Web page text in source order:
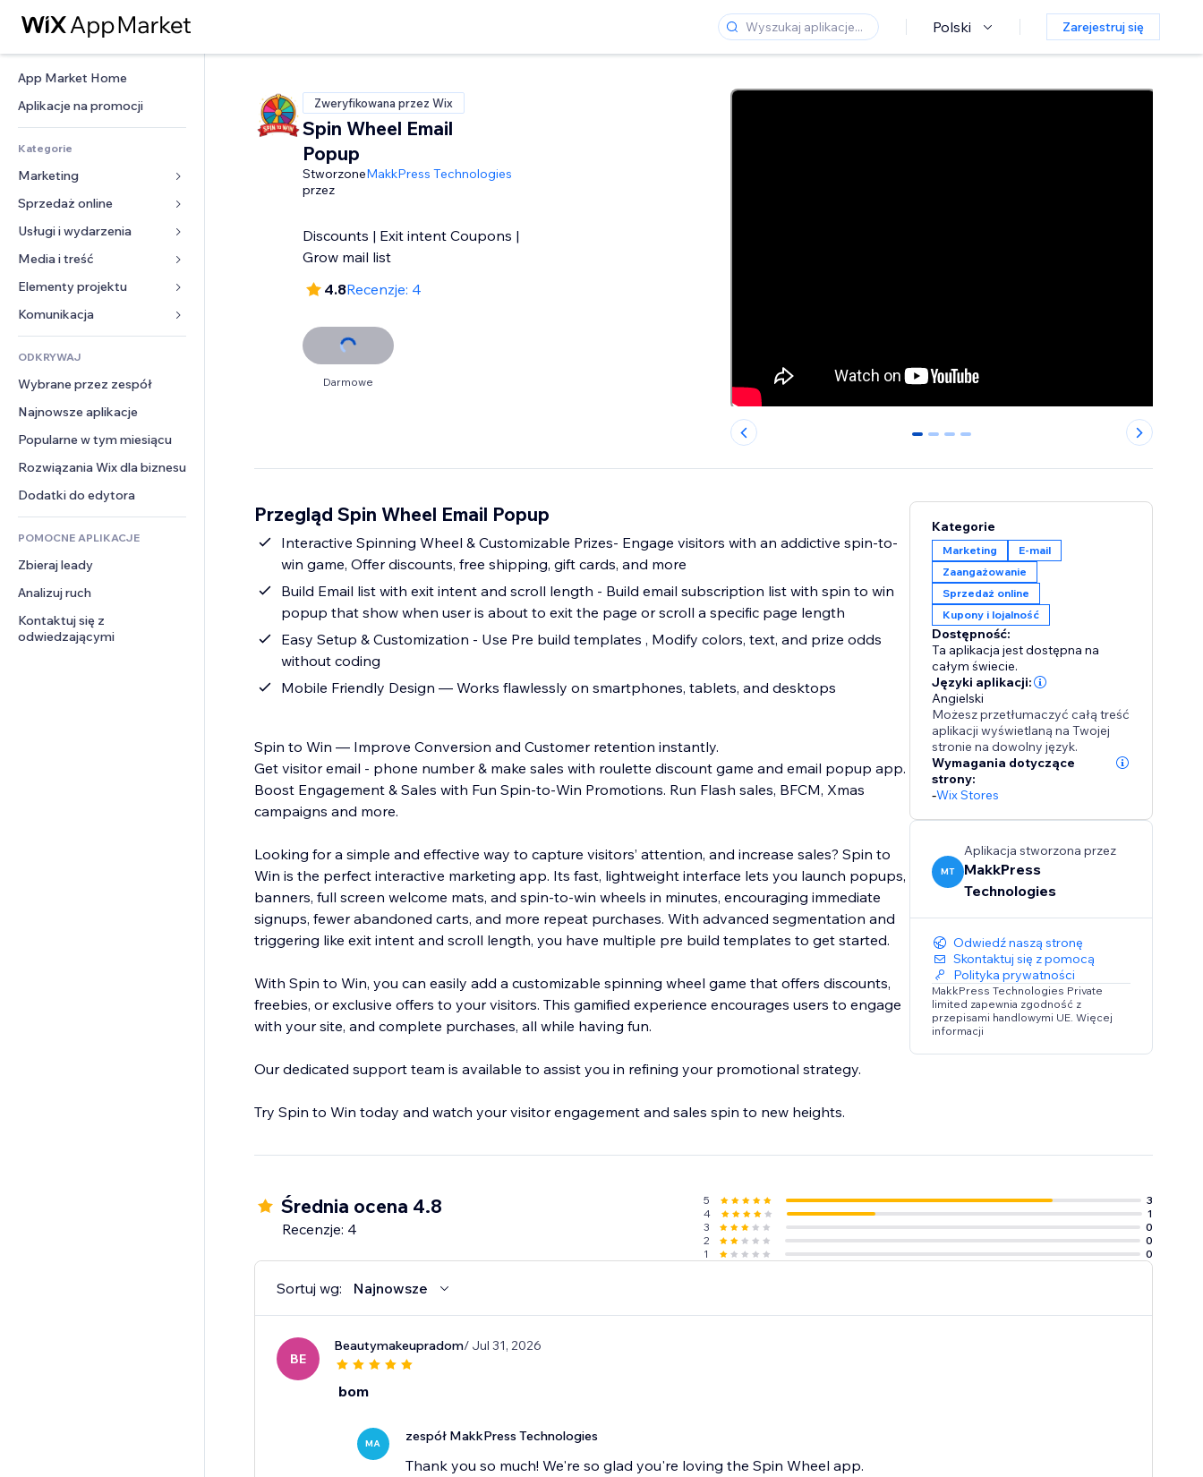
Polski Zarejestruj się
App Market Home
Aplikacje na promocji
Kategorie
Marketing
Reklamy
Smartfon
Analityka
Listy witryn
E-mail
Sprzedaż online
Aplikacje do sklepów
Wysyłka i dostawa
Przyciski sprzedaży
Rachunkowość
Kupony i lojalność
Rozwiązania dla
magazynowania
Dropshipping
Ceny i subskrypcja
Crowdfunding
Żywność i napoje
Usługi i wydarzenia
Hotele
Wydarzenia
Restauracje
Nieruchomości
Rezerwacje
Media i treść
Galeria
Muzyka
Podkasty
Fotografia
Film
PDF
Udostępnianie plików
Wiadomości
Elementy projektu
Mapy i nawigacja
Prywatność i bezpieczeństwo
Zegar
Szablony stron
Efekty obrazu
Przyciski i menu
Banery i odznaki
Kalkulatory
Szukaj
Pogoda
Wykresy i tabele
Formularze
Ankiety
Czat
Komentarze
Telefon
Społeczność
Opinie i polecenia
CRM
ODKRYWAJ
Wybrane przez zespół
Najnowsze aplikacje
Popularne w tym miesiącu
Rozwiązania Wix dla biznesu
Dodatki do edytora
POMOCNE APLIKACJE
Zbieraj leady
Analizuj ruch
Kontaktuj się z
odwiedzającymi
Zweryfikowana przez Wix
Spin Wheel Email
Popup
Stworzone
przez
MakkPress Technologies
Discounts | Exit intent Coupons |
Grow mail list
4.8Recenzje: 4
Darmowe
0 1 2 3
Przegląd Spin Wheel Email Popup
Interactive Spinning Wheel & Customizable Prizes- Engage visitors with an addictive spin-to-
win game, Offer discounts, free shipping, gift cards, and more
Build Email list with exit intent and scroll length - Build email subscription list with spin to win
popup that show when user is about to exit the page or scroll a specific page length
Easy Setup & Customization - Use Pre build templates , Modify colors, text, and prize odds
without coding
Mobile Friendly Design — Works flawlessly on smartphones, tablets, and desktops
Spin to Win — Improve Conversion and Customer retention instantly.
Get visitor email - phone number & make sales with roulette discount game and email popup app.
Boost Engagement & Sales with Fun Spin-to-Win Promotions. Run Flash sales, BFCM, Xmas
campaigns and more.
Looking for a simple and effective way to capture visitors’ attention, and increase sales? Spin to
Win is the perfect interactive marketing app. Its fast, lightweight interface lets you launch popups,
banners, full screen welcome mats, and spin-to-win wheels in minutes, encouraging immediate
signups, fewer abandoned carts, and more repeat purchases. With advanced segmentation and
triggering like exit intent and scroll length, you have multiple pre build templates to get started.
With Spin to Win, you can easily add a customizable spinning wheel game that offers discounts,
freebies, or exclusive offers to your visitors. This gamified experience encourages users to engage
with your site, and complete purchases, all while having fun.
Our dedicated support team is available to assist you in refining your promotional strategy.
Try Spin to Win today and watch your visitor engagement and sales spin to new heights.
Kategorie
Marketing
E-mail
Zaangażowanie
Sprzedaż online
Kupony i lojalność
Dostępność:
Ta aplikacja jest dostępna na
całym świecie.
Języki aplikacji:
Angielski
Możesz przetłumaczyć całą treść
aplikacji wyświetlaną na Twojej
stronie na dowolny język.
Wymagania dotyczące
strony:
-Wix Stores
MT
Aplikacja stworzona przez
MakkPress
Technologies
Odwiedź naszą stronę
Skontaktuj się z pomocą
Polityka prywatności
MakkPress Technologies Private
limited zapewnia zgodność z
przepisami handlowymi UE. Więcej
informacji
Średnia ocena 4.8
Recenzje: 4
5
3
4
1
3
0
2
0
1
0
Sortuj wg: Najnowsze
BE
Beautymakeupradom/ Jul 31, 2026
bom
MA zespół MakkPress Technologies
Thank you so much! We're so glad you're loving the Spin Wheel app.